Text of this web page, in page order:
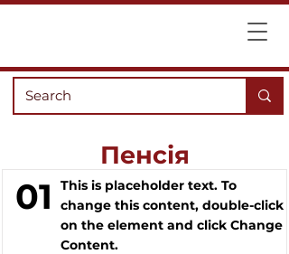
Пенсія
01
This is placeholder text. To
change this content, double-click
on the element and click Change
Content.